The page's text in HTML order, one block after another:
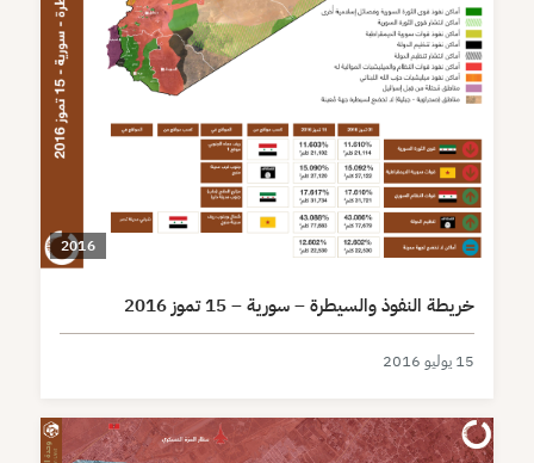
2016
خريطة النفوذ والسيطرة – سورية – 15 تموز 2016
15 يوليو 2016